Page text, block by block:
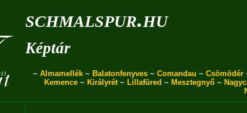
schmalspur.hu
Képtár
~ Almamellék ~ Balatonfenyves ~ Comandau ~ Csömödér
Kemence~ Királyrét~ Lillafüred ~ Mesztegnyő~